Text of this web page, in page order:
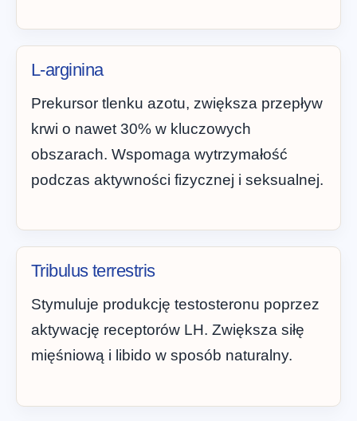
L-arginina
Prekursor tlenku azotu, zwiększa przepływ
krwi o nawet 30% w kluczowych
obszarach. Wspomaga wytrzymałość
podczas aktywności fizycznej i seksualnej.
Tribulus terrestris
Stymuluje produkcję testosteronu poprzez
aktywację receptorów LH. Zwiększa siłę
mięśniową i libido w sposób naturalny.